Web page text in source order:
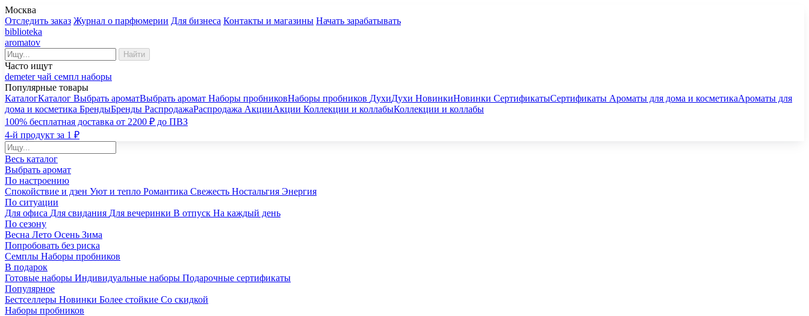
Москва
Отследить заказ Журнал о парфюмерии Для бизнеса Контакты и магазины Начать зарабатывать
biblioteka
aromatov
Найти
Часто ищут
demeterчай семпл наборы
Популярные товары
КаталогКаталог Выбрать ароматВыбрать аромат Наборы пробниковНаборы пробников ДухиДухи НовинкиНовинки СертификатыСертификаты Ароматы для дома и косметикаАроматы для
дома и косметика БрендыБренды РаспродажаРаспродажа АкцииАкции Коллекции и коллабыКоллекции и коллабы
100% бесплатная доставка от 2200 ₽ до ПВЗ
4-й продукт за 1 ₽
Весь каталог
Выбрать аромат
По настроению
Спокойствие и дзен Уют и тепло Романтика Свежесть Ностальгия Энергия
По ситуации
Для офиса Для свидания Для вечеринки В отпуск На каждый день
По сезону
Весна Лето Осень Зима
Попробовать без риска
Семплы Наборы пробников
В подарок
Готовые наборы Индивидуальные наборы Подарочные сертификаты
Популярное
Бестселлеры Новинки Более стойкие Со скидкой
Наборы пробников